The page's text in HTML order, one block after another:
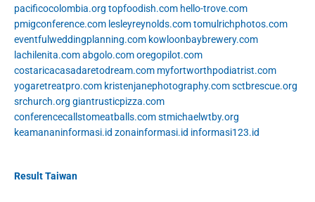
pacificocolombia.org topfoodish.com hello-trove.com
pmigconference.com lesleyreynolds.comtomulrichphotos.com
eventfulweddingplanning.com kowloonbaybrewery.com
lachilenita.comabgolo.comoregopilot.com
costaricacasadaretodream.com myfortworthpodiatrist.com
yogaretreatpro.com kristenjanephotography.comsctbrescue.org
srchurch.org giantrusticpizza.com
conferencecallstomeatballs.comstmichaelwtby.org
keamananinformasi.id zonainformasi.id informasi123.id
Result Taiwan